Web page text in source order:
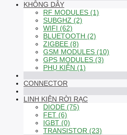
KHÔNG DÂY
RF MODULES (1)
SUBGHZ (2)
WIFI (62)
BLUETOOTH (2)
ZIGBEE (8)
GSM MODULES (10)
GPS MODULES (3)
PHỤ KIỆN (1)
CONNECTOR
LINH KIỆN RỜI RẠC
DIODE (75)
FET (6)
IGBT (0)
TRANSISTOR (23)